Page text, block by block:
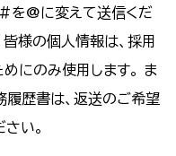
@に変えて送信くだ
皆様の個人情報は、採用
にのみ使用します。 ま
履歴書は、返送のご希望
い。